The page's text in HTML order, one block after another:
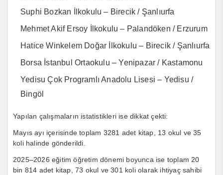
Suphi Bozkan İlkokulu – Birecik / Şanlıurfa
Mehmet Akif Ersoy İlkokulu – Palandöken / Erzurum
Hatice Winkelem Doğar İlkokulu – Birecik / Şanlıurfa
Borsa İstanbul Ortaokulu – Yenipazar / Kastamonu
Yedisu Çok Programlı Anadolu Lisesi – Yedisu /
Bingöl
Yapılan çalışmaların istatistikleri ise dikkat çekti:
Mayıs ayı içerisinde toplam 3281 adet kitap, 13 okul ve 35
koli halinde gönderildi.
2025–2026 eğitim öğretim dönemi boyunca ise toplam 20
bin 814 adet kitap, 73 okul ve 301 koli olarak ihtiyaç sahibi